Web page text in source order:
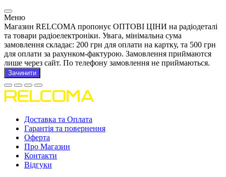
Меню
Магазин RELCOMA пропонує ОПТОВІ ЦІНИ на радіодеталі
та товари радіоелектроніки. Увага, мінімальна сума
замовлення складає: 200 грн для оплати на картку, та 500 грн
для оплати за рахунком-фактурою. Замовлення приймаются
лише через сайт. По телефону замовлення не приймаються.
Зачинити
Доставка та Оплата
Гарантія та повернення
Оферта
Про Магазин
Контакти
Відгуки